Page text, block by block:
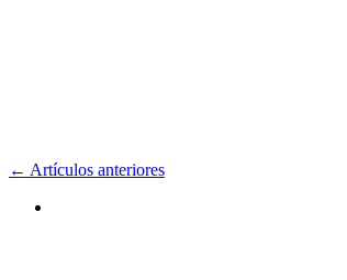
← Artículos anteriores